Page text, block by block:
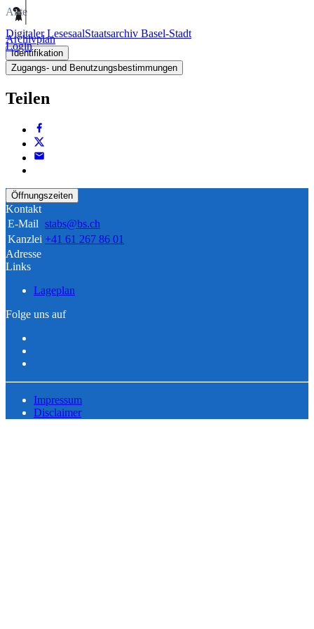
Digitaler LesesaalStaatsarchiv Basel-Stadt
Login
Akte
Archivplan
Identifikation
Zugangs- und Benutzungsbestimmungen
Teilen
Öffnungszeiten
Kontakt
E-Mail stabs@bs.ch
Kanzlei +41 61 267 86 01
Adresse
Links
Lageplan
Folge uns auf
Impressum
Disclaimer